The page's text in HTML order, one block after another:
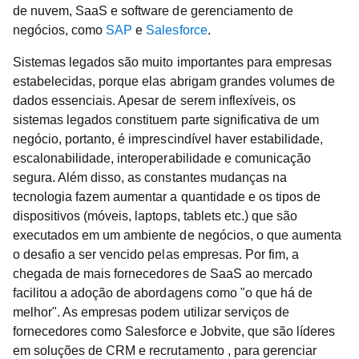
de nuvem, SaaS e software de gerenciamento de
negócios, como SAP e Salesforce.
Sistemas legados são muito importantes para empresas
estabelecidas, porque elas abrigam grandes volumes de
dados essenciais. Apesar de serem inflexíveis, os
sistemas legados constituem parte significativa de um
negócio, portanto, é imprescindível haver estabilidade,
escalonabilidade, interoperabilidade e comunicação
segura. Além disso, as constantes mudanças na
tecnologia fazem aumentar a quantidade e os tipos de
dispositivos (móveis, laptops, tablets etc.) que são
executados em um ambiente de negócios, o que aumenta
o desafio a ser vencido pelas empresas. Por fim, a
chegada de mais fornecedores de SaaS ao mercado
facilitou a adoção de abordagens como "o que há de
melhor". As empresas podem utilizar serviços de
fornecedores como Salesforce e Jobvite, que são líderes
em soluções de CRM e recrutamento , para gerenciar